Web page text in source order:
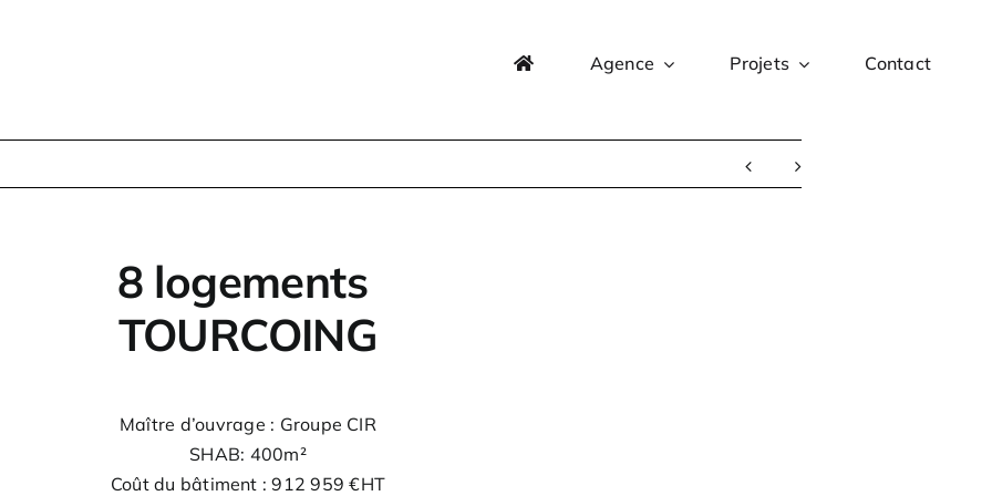
Agence Projets Contact
8 logements
TOURCOING
Maître d’ouvrage : Groupe CIR
SHAB: 400m²
Coût du bâtiment : 912 959 €HT